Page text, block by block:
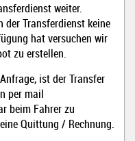
weiter.
der Transferdienst keine
hat versuchen wir
zu erstellen.
ist der Transfer
per mail
beim Fahrer zu
Quittung / Rechnung.